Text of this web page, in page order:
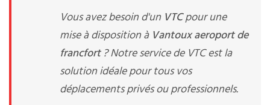
Vous avez besoin d'un VTCpour une
mise à disposition à Vantoux aeroport de
francfort? Notre service de VTC est la
solution idéale pour tous vos
déplacements privés ou professionnels.